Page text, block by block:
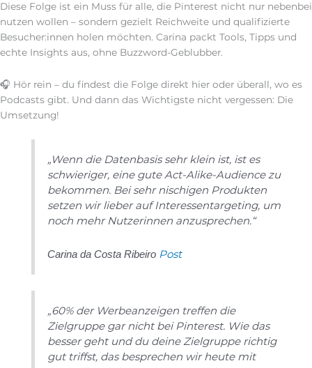
Diese Folge ist ein Muss für alle, die Pinterest nicht nur nebenbei
nutzen wollen – sondern gezielt Reichweite und qualifizierte
Besucher:innen holen möchten. Carina packt Tools, Tipps und
echte Insights aus, ohne Buzzword-Geblubber.
🎧 Hör rein – du findest die Folge direkt hier oder überall, wo es
Podcasts gibt. Und dann das Wichtigste nicht vergessen: Die
Umsetzung!
„Wenn die Datenbasis sehr klein ist, ist es
schwieriger, eine gute Act-Alike-Audience zu
bekommen. Bei sehr nischigen Produkten
setzen wir lieber auf Interessentargeting, um
noch mehr Nutzerinnen anzusprechen.“
Carina da Costa Ribeiro Post
„60% der Werbeanzeigen treffen die
Zielgruppe gar nicht bei Pinterest. Wie das
besser geht und du deine Zielgruppe richtig
gut triffst, das besprechen wir heute mit